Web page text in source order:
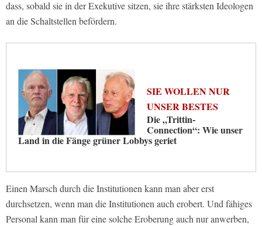
dass, sobald sie in der Exekutive sitzen, sie ihre stärksten Ideologen
an die Schaltstellen befördern.
SIE WOLLEN NUR
UNSER BESTES
Die „Trittin-
Connection“: Wie unser
Land in die Fänge grüner Lobbys geriet
Einen Marsch durch die Institutionen kann man aber erst
durchsetzen, wenn man die Institutionen auch erobert. Und fähiges
Personal kann man für eine solche Eroberung auch nur anwerben,